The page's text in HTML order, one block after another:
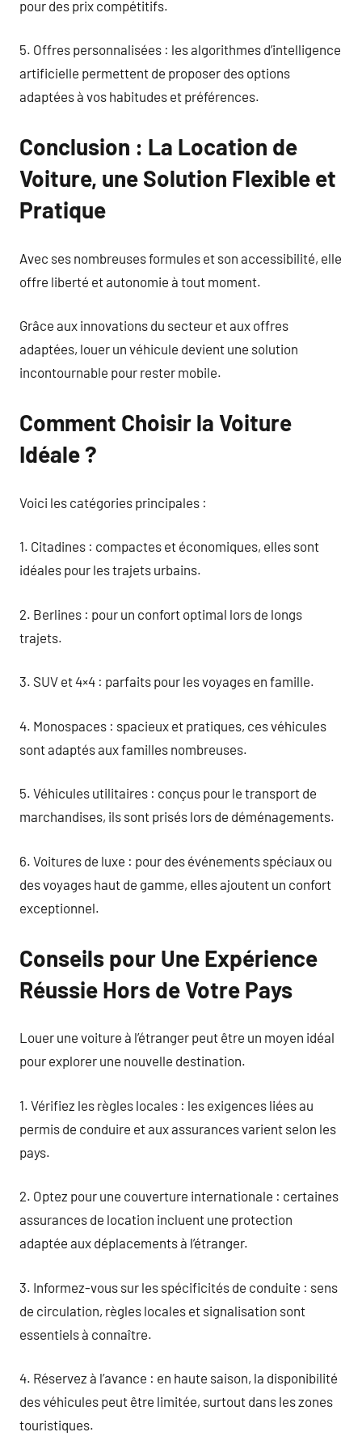
pour des prix compétitifs.
5. Offres personnalisées : les algorithmes d’intelligence
artificielle permettent de proposer des options
adaptées à vos habitudes et préférences.
Conclusion : La Location de
Voiture, une Solution Flexible et
Pratique
Avec ses nombreuses formules et son accessibilité, elle
offre liberté et autonomie à tout moment.
Grâce aux innovations du secteur et aux offres
adaptées, louer un véhicule devient une solution
incontournable pour rester mobile.
Comment Choisir la Voiture
Idéale ?
Voici les catégories principales :
1. Citadines : compactes et économiques, elles sont
idéales pour les trajets urbains.
2. Berlines : pour un confort optimal lors de longs
trajets.
3. SUV et 4×4 : parfaits pour les voyages en famille.
4. Monospaces : spacieux et pratiques, ces véhicules
sont adaptés aux familles nombreuses.
5. Véhicules utilitaires : conçus pour le transport de
marchandises, ils sont prisés lors de déménagements.
6. Voitures de luxe : pour des événements spéciaux ou
des voyages haut de gamme, elles ajoutent un confort
exceptionnel.
Conseils pour Une Expérience
Réussie Hors de Votre Pays
Louer une voiture à l’étranger peut être un moyen idéal
pour explorer une nouvelle destination.
1. Vérifiez les règles locales : les exigences liées au
permis de conduire et aux assurances varient selon les
pays.
2. Optez pour une couverture internationale : certaines
assurances de location incluent une protection
adaptée aux déplacements à l’étranger.
3. Informez-vous sur les spécificités de conduite : sens
de circulation, règles locales et signalisation sont
essentiels à connaître.
4. Réservez à l’avance : en haute saison, la disponibilité
des véhicules peut être limitée, surtout dans les zones
touristiques.